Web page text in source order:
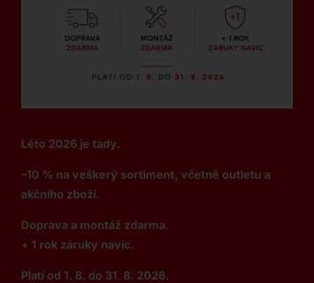
Léto 2026 je tady.
–10 % na veškerý sortiment, včetně outletu a
akčního zboží.
Doprava a montáž zdarma.
+ 1 rok záruky navíc.
Platí od 1. 8. do 31. 8. 2026.